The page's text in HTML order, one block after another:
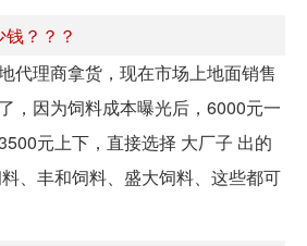
？？？
代理商拿货，现在市场上地面销售
，因为饲料成本曝光后，6000元一
元上下，直接选择 大厂子 出的
、丰和饲料、盛大饲料、这些都可